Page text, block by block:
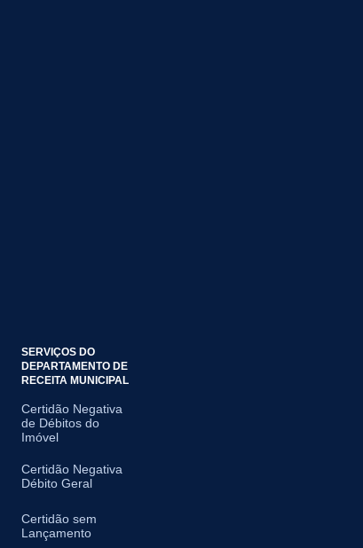
SERVIÇOS DO
DEPARTAMENTO DE
RECEITA MUNICIPAL
Certidão Negativa
de Débitos do
Imóvel
Certidão Negativa
Débito Geral
Certidão sem
Lançamento